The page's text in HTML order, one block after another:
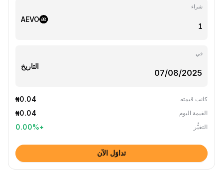
شراء
AEVO
في
التاريخ
كانت قيمته ₦0.04
القيمة اليوم ₦0.04
التغيُّر +
0.00%
تداوَل الآن